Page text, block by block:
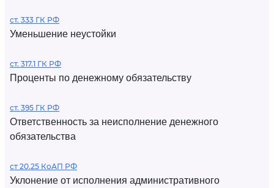
ст. 333 ГК РФ
Уменьшение неустойки
ст. 317.1 ГК РФ
Проценты по денежному обязательству
ст. 395 ГК РФ
Ответственность за неисполнение денежного
обязательства
ст 20.25 КоАП РФ
Уклонение от исполнения административного